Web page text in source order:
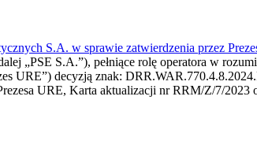
S.A. w sprawie zatwierdzenia przez
„PSE S.A.”), pełniące rolę operatora w
URE”) decyzją znak:
URE, Karta aktualizacji nr RRM/Z/7/2023